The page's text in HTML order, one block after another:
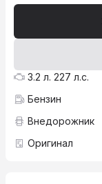
3.2 л. 227 л.с.
Бензин
Внедорожник
Оригинал